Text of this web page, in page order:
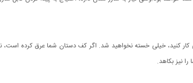
مدت طولانی کار کنید، خیلی خسته نخواهید شد. اگر کف دستان شما عرق
نیز بکاهد.